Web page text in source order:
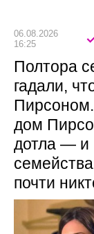
06.08.2026
16:25
Полтора
гадали,
дом
дотла — и
почти